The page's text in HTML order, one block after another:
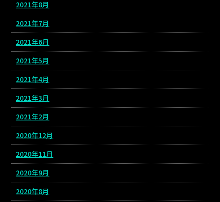
2021年8月
2021年7月
2021年6月
2021年5月
2021年4月
2021年3月
2021年2月
2020年12月
2020年11月
2020年9月
2020年8月